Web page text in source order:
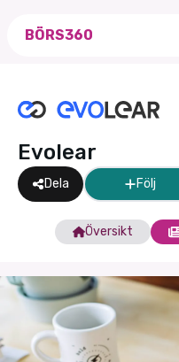
BÖRS360
Evolear
Dela Följ
Översikt